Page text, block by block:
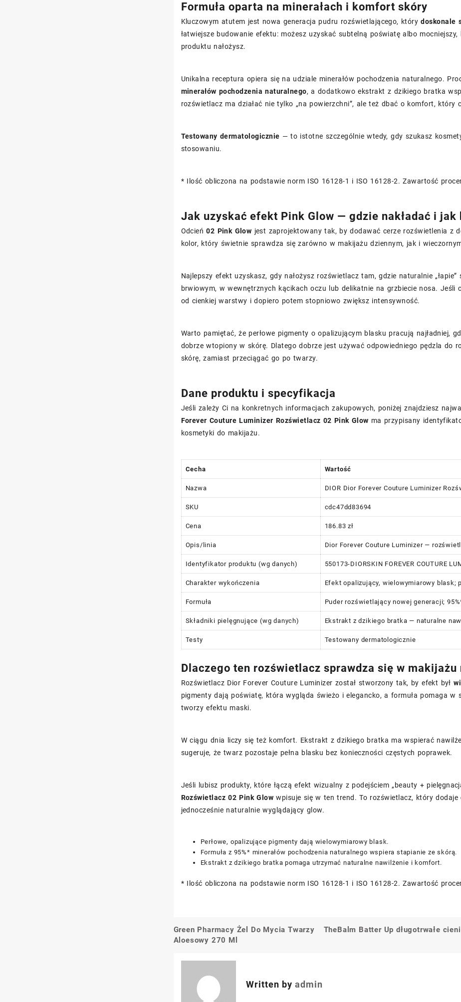
Formuła oparta na minerałach i komfort skóry
Kluczowym atutem jest nowa generacja pudru rozświetlającego, którydoskonale
łatwiejsze budowanie efektu: możesz uzyskać subtelną poświatę albo
produktu nałożysz.
Unikalna receptura opiera się na udziale minerałów pochodzenia naturalnego.
minerałów pochodzenia naturalnego, a dodatkowo ekstrakt z dzikiego bratka
rozświetlacz ma działać nie tylko „na powierzchni”, ale też dbać o komfort, który
Testowany dermatologicznie — to istotne szczególnie wtedy, gdy szukasz
stosowaniu.
* Ilość obliczona na podstawie norm ISO 16128-1 i ISO 16128-2. Zawartość
Jak uzyskać efekt Pink Glow — gdzie nakładać i jak
Odcień02 Pink Glow jest zaprojektowany tak, by dodawać cerze rozświetlenia z
kolor, który świetnie sprawdza się zarówno w makijażu dziennym, jak i
Najlepszy efekt uzyskasz, gdy nałożysz rozświetlacz tam, gdzie naturalnie
brwiowym, w wewnętrznych kącikach oczu lub delikatnie na grzbiecie nosa. Jeśli
od cienkiej warstwy i dopiero potem stopniowo zwiększ intensywność.
Warto pamiętać, że perłowe pigmenty o opalizującym blasku pracują najładniej,
dobrze wtopiony w skórę. Dlatego dobrze jest używać odpowiedniego pędzla do
skórę, zamiast przeciągać go po twarzy.
Dane produktu i specyfikacja
Jeśli zależy Ci na konkretnych informacjach zakupowych, poniżej znajdziesz
Forever Couture Luminizer Rozświetlacz 02 Pink Glow ma przypisany
kosmetyki do makijażu.
Cecha Wartość
Nazwa DIOR Dior Forever Couture Luminizer
SKU cdc47dd83694
Cena 186.83 zł
Opis/linia Dior Forever Couture Luminizer —
Identyfikator produktu (wg danych) 550173-DIORSKIN FOREVER COUTURE
Charakter wykończenia Efekt opalizujący, wielowymiarowy blask;
Formuła Puder rozświetlający nowej generacji;
Składniki pielęgnujące (wg danych) Ekstrakt z dzikiego bratka — naturalne
Testy Testowany dermatologicznie
Dlaczego ten rozświetlacz sprawdza się w makijażu
Rozświetlacz Dior Forever Couture Luminizer został stworzony tak, by efekt był
pigmenty dają poświatę, która wygląda świeżo i elegancko, a formuła pomaga
tworzy efektu maski.
W ciągu dnia liczy się też komfort. Ekstrakt z dzikiego bratka ma wspierać
sugeruje, że twarz pozostaje pełna blasku bez konieczności częstych poprawek.
Jeśli lubisz produkty, które łączą efekt wizualny z podejściem „beauty +
Rozświetlacz 02 Pink Glow wpisuje się w ten trend. To rozświetlacz, który
jednocześnie naturalnie wyglądający glow.
Perłowe, opalizujące pigmenty dają wielowymiarowy blask.
Formuła z 95%* minerałów pochodzenia naturalnego wspiera stapianie ze skórą.
Ekstrakt z dzikiego bratka pomaga utrzymać naturalne nawilżenie i komfort.
* Ilość obliczona na podstawie norm ISO 16128-1 i ISO 16128-2. Zawartość
Nawigacja
Green Pharmacy Żel Do Mycia Twarzy
Aloesowy 270 Ml
TheBalm Batter Up długotrwałe
Written by admin